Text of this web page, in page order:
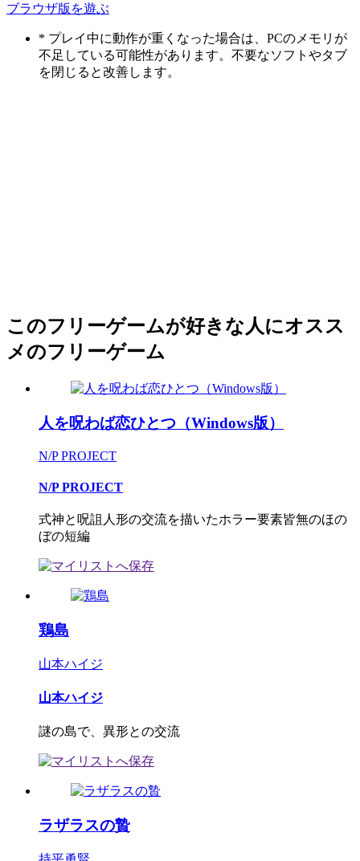
ブラウザ版を遊ぶ
* プレイ中に動作が重くなった場合は、PCのメモリが
不足している可能性があります。不要なソフトやタブ
を閉じると改善します。
このフリーゲームが好きな人にオスス
メのフリーゲーム
人を呪わば恋ひとつ（Windows版）
N/P PROJECT
N/P PROJECT
式神と呪詛人形の交流を描いたホラー要素皆無のほの
ぼの短編
鶏島
山本ハイジ
山本ハイジ
謎の島で、異形との交流
ラザラスの贄